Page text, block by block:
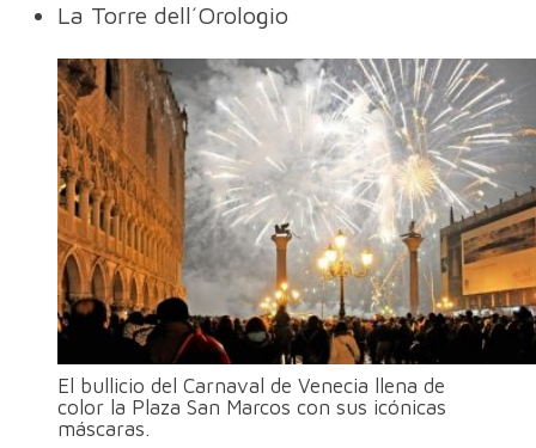
La Torre dell´Orologio
El bullicio del Carnaval de Venecia llena de
color la Plaza San Marcos con sus icónicas
máscaras.